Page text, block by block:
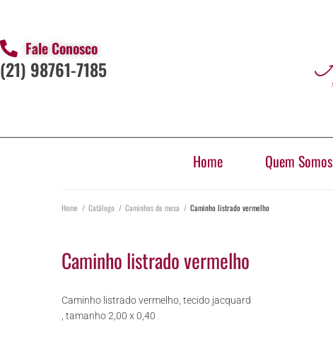
Fale Conosco
(21) 98761-7185
Home Quem Somos
Home / Catálogo / Caminhos de mesa / Caminho listrado vermelho
Caminho listrado vermelho
Caminho listrado vermelho, tecido jacquard
, tamanho 2,00 x 0,40